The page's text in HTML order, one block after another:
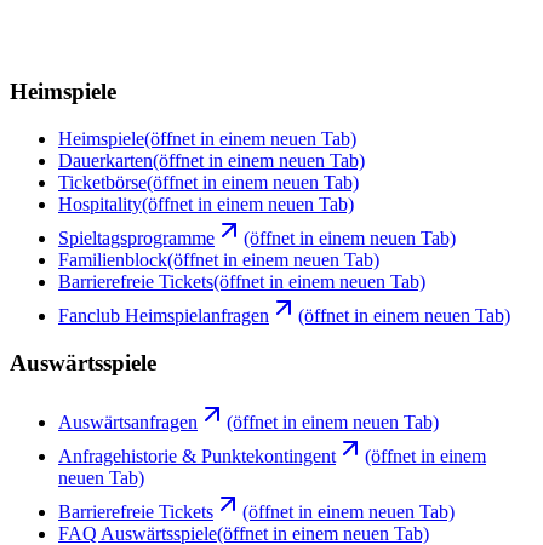
Heimspiele
Heimspiele(öffnet in einem neuen Tab)
Dauerkarten(öffnet in einem neuen Tab)
Ticketbörse(öffnet in einem neuen Tab)
Hospitality(öffnet in einem neuen Tab)
Spieltagsprogramme
(öffnet in einem neuen Tab)
Familienblock(öffnet in einem neuen Tab)
Barrierefreie Tickets(öffnet in einem neuen Tab)
Fanclub Heimspielanfragen
(öffnet in einem neuen Tab)
Auswärtsspiele
Auswärtsanfragen
(öffnet in einem neuen Tab)
Anfragehistorie & Punktekontingent
(öffnet in einem
neuen Tab)
Barrierefreie Tickets
(öffnet in einem neuen Tab)
FAQ Auswärtsspiele(öffnet in einem neuen Tab)